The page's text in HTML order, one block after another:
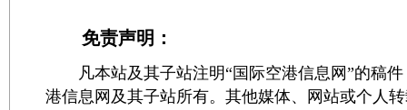
免责声明：
凡本站及其子站注明“国际空港信息网”的稿件
港信息网及其子站所有。其他媒体、网站或个人